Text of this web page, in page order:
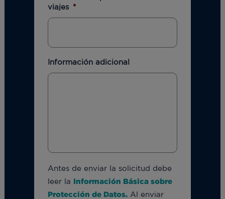
viajes *
Información adicional
Antes de enviar la solicitud debe
leer la Información Básica sobre
Protección de Datos.Al enviar